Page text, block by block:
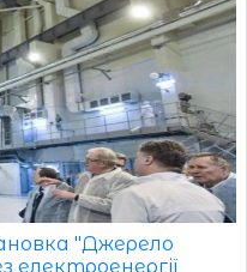
"Джерело
електроенергії